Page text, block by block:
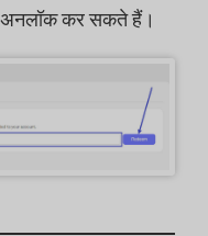
अनलॉक कर सकते हैं।